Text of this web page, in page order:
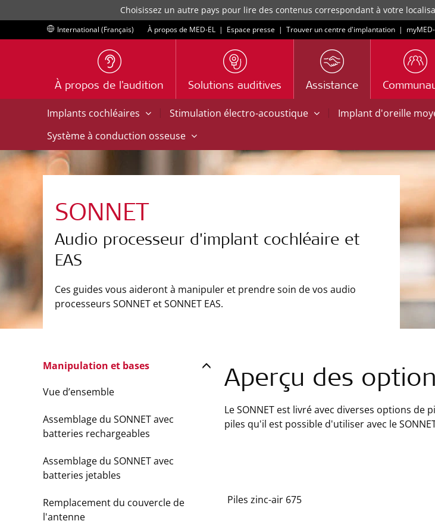
Choisissez un autre pays pour lire des contenus correspondant à votre
International (Français) À propos de MED-EL | Espace presse | Trouver un centre d'implantation |
À propos de l'audition Solutions auditives Assistance
Implants cochléaires | Stimulation électro-acoustique | Implant d'oreille
Système à conduction osseuse
SONNET
Audio processeur d'implant cochléaire et
EAS
Ces guides vous aideront à manipuler et prendre soin de vos audio
processeurs SONNET et SONNET EAS.
Aperçu des
Le SONNET est livré avec diverses options
piles qu'il est possible d'utiliser avec le
Piles zinc-air 675
Manipulation et bases
Vue d’ensemble
Assemblage du SONNET avec
batteries rechargeables
Assemblage du SONNET avec
batteries jetables
Remplacement du couvercle de
l'antenne